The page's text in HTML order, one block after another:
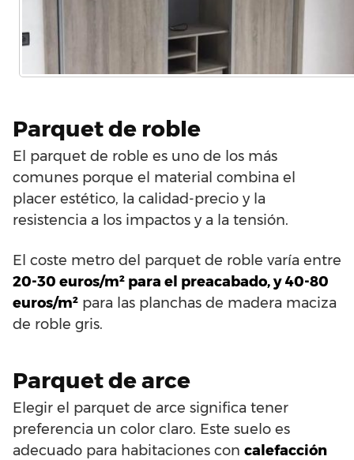
Parquet de roble
El parquet de roble es uno de los más
comunes porque el material combina el
placer estético, la calidad-precio y la
resistencia a los impactos y a la tensión.
El coste metro del parquet de roble varía entre
20-30 euros/m² para el preacabado, y 40-80
euros/m² para las planchas de madera maciza
de roble gris.
Parquet de arce
Elegir el parquet de arce significa tener
preferencia un color claro. Este suelo es
adecuado para habitaciones con calefacción